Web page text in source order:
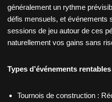
généralement un rythme
défis mensuels, et événements
sessions de jeu autour de ces
naturellement vos gains sans
Types d’événements rentables
Tournois de construction :